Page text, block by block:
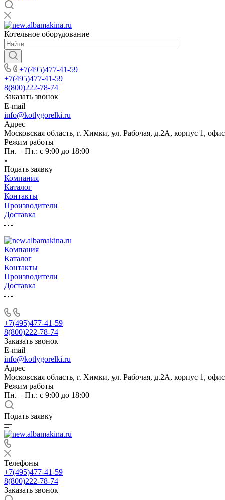
Котельное оборудование
+7(495)477-41-59
+7(495)477-41-59
8(800)222-78-74
Заказать звонок
E-mail
info@kotlygorelki.ru
Адрес
Московская область, г. Химки, ул. Рабочая, д.2А, корпус 1,
Режим работы
Пн. – Пт.: с 9:00 до 18:00
Подать заявку
Компания
Каталог
Контакты
Производители
Доставка
Компания
Каталог
Контакты
Производители
Доставка
+7(495)477-41-59
8(800)222-78-74
Заказать звонок
E-mail
info@kotlygorelki.ru
Адрес
Московская область, г. Химки, ул. Рабочая, д.2А, корпус 1,
Режим работы
Пн. – Пт.: с 9:00 до 18:00
Подать заявку
Телефоны
+7(495)477-41-59
8(800)222-78-74
Заказать звонок